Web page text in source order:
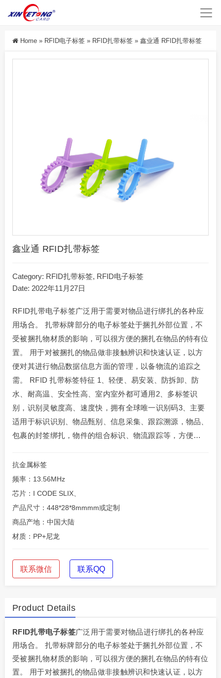
Home » RFID电子标签 » RFID扎带标签 » 鑫业通 RFID扎带标签
鑫业通 RFID扎带标签
Category: RFID扎带标签, RFID电子标签
Date: 2022年11月27日
RFID扎带电子标签广泛用于需要对物品进行绑扎的各种应
用场合。 扎带标牌部分的电子标签处于捆扎外部位置，不
受被捆扎物材质的影响，可以很方便的捆扎在物品的特有位
置。 用于对被捆扎的物品做非接触辨识和快速认证，以方
便对其进行物品数据信息方面的管理，以备物流的追踪之
需。 RFID 扎带标签特征 1、轻便、易安装、防拆卸、防
水、耐高温、安全性高、室内室外都可通用2、多标签识
别，识别灵敏度高、速度快，拥有全球唯一识别码3、主要
适用于标识识别、物品甄别、信息采集、跟踪溯源，物品、
包裹的封签绑扎，物件的组合标识、物流跟踪等，方便…
抗金属标签
频率：13.56MHz
芯片：I CODE SLIX、
产品尺寸：448*28*8mmmm或定制
商品产地：中国大陆
材质：PP+尼龙
联系微信 联系QQ
Product Details
RFID扎带电子标签广泛用于需要对物品进行绑扎的各种应
用场合。 扎带标牌部分的电子标签处于捆扎外部位置，不
受被捆扎物材质的影响，可以很方便的捆扎在物品的特有位
置。 用于对被捆扎的物品做非接触辨识和快速认证，以方